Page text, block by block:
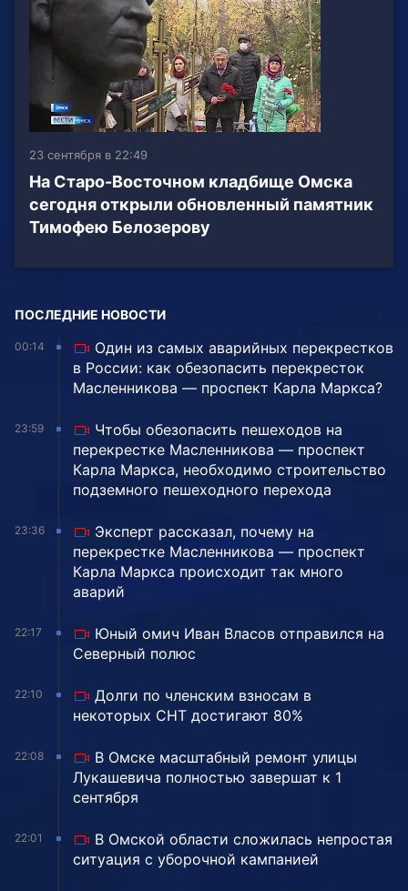
23 сентября в 22:49
На Старо-Восточном кладбище Омска
сегодня открыли обновленный памятник
Тимофею Белозерову
ПОСЛЕДНИЕ НОВОСТИ
00:14
Один из самых аварийных перекрестков
в России: как обезопасить перекресток
Масленникова — проспект Карла Маркса?
23:59
Чтобы обезопасить пешеходов на
перекрестке Масленникова — проспект
Карла Маркса, необходимо строительство
подземного пешеходного перехода
23:36
Эксперт рассказал, почему на
перекрестке Масленникова — проспект
Карла Маркса происходит так много
аварий
22:17
Юный омич Иван Власов отправился на
Северный полюс
22:10
Долги по членским взносам в
некоторых СНТ достигают 80%
22:08
В Омске масштабный ремонт улицы
Лукашевича полностью завершат к 1
сентября
22:01
В Омской области сложилась непростая
ситуация с уборочной кампанией